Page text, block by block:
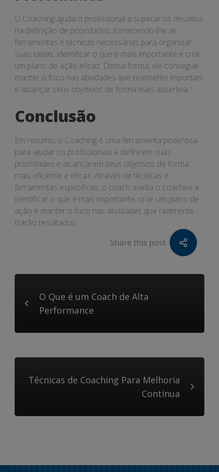
O Coaching ajuda o profissional a superar os desafios
na definição de prioridades, fornecendo-lhe as
ferramentas e técnicas necessárias para organizar
suas ideias, identificar o que é mais importante e criar
um plano de ação eficaz. Dessa forma, ele consegue
manter o foco nas atividades que realmente importam
e alcançar seus objetivos de forma mais assertiva.
Conclusão
Em resumo, o Coaching é uma ferramenta poderosa
para ajudar os profissionais a definirem suas
prioridades e alcançarem seus objetivos de forma
mais eficiente e eficaz. Através de técnicas e
ferramentas específicas, o coach auxilia o coachee a
identificar o que é mais importante, criar um plano de
ação e manter o foco nas atividades que realmente
trarão resultados.
Share this post
O Que é um Coach de Alta
Performance
Técnicas de Coaching Para Melhoria
Contínua